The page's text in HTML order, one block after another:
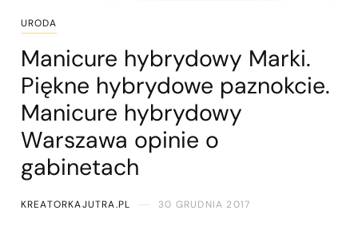
URODA
Manicure hybrydowy Marki.
Piękne hybrydowe paznokcie.
Manicure hybrydowy
Warszawa opinie o
gabinetach
KREATORKAJUTRA.PL 30 GRUDNIA 2017